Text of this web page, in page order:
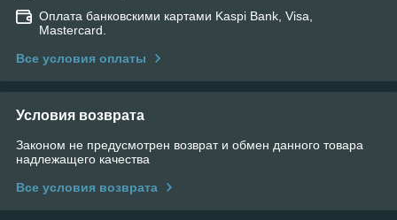
Оплата банковскими картами Kaspi Bank, Visa,
Mastercard.
Все условия оплаты
Условия возврата
Законом не предусмотрен возврат и обмен данного товара
надлежащего качества
Все условия возврата